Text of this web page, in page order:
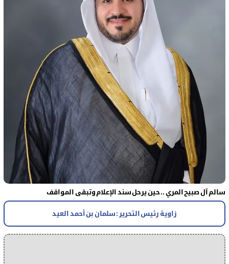
سالم آل صبيح المري .. حين يرحل سند الإعلام وتبقى المواقف
زاوية رئيس التحرير : سلمان بن أحمد العيد